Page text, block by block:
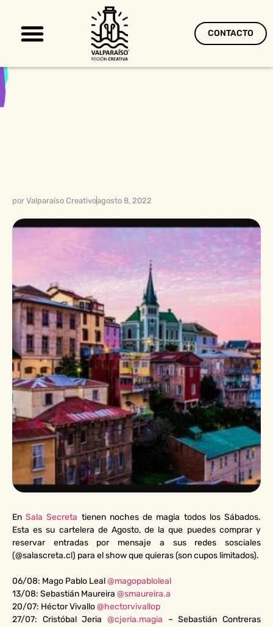
CONTACTO
por Valparaíso Creativoagosto 8, 2022
EnSala Secreta tienen noches de magia todos los Sábados.
Esta es su cartelera de Agosto, de la que puedes comprar y
reservar entradas por mensaje a sus redes sosciales
(@salascreta.cl) para el show que quieras (son cupos limitados).
06/08: Mago Pablo Leal@magopabloleal
13/08: Sebastián Maureira @smaureira.a
20/07: Héctor Vivallo@hectorvivallop
27/07: Cristóbal Jeria @cjeria.magia – Sebastián Contreras